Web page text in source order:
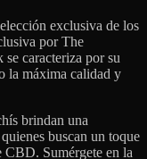
exclusiva de los
por The
caracteriza por su
la máxima calidad y
brindan una
buscan un toque
CBD. Sumérgete en la